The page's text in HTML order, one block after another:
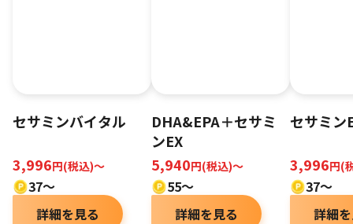
セサミンバイタル
3,996円(税込)〜
37〜
詳細を見る
DHA&EPA＋セサミ
ンEX
5,940円(税込)～
55～
詳細を見る
セサミン
3,996円(
37～
詳細